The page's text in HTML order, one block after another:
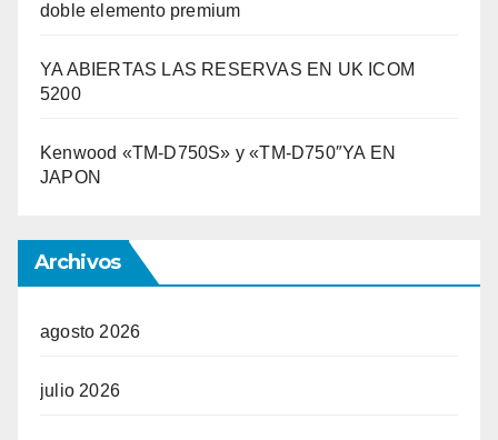
doble elemento premium
YA ABIERTAS LAS RESERVAS EN UK ICOM
5200
Kenwood «TM-D750S» y «TM-D750″YA EN
JAPON
Archivos
agosto 2026
julio 2026